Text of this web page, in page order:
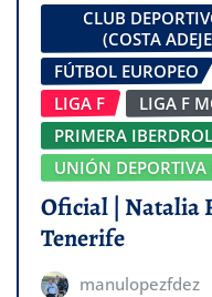
CLUB
(COSTA
FÚTBOL EUROPEO
LIGA F
LIGA F
PRIMERA
UNIÓN DEPORTIVA
Oficial | Natalia
Tenerife
manulopezfdez